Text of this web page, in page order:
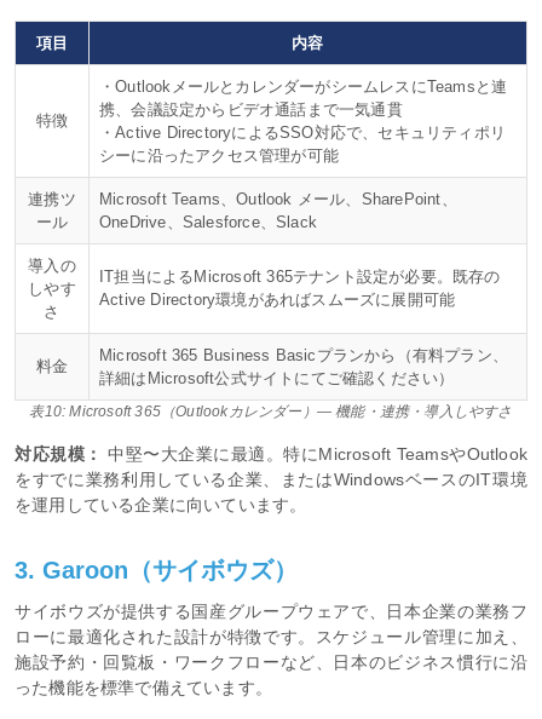
項目 内容
特徴
・OutlookメールとカレンダーがシームレスにTeamsと連
携、会議設定からビデオ通話まで一気通貫
・Active DirectoryによるSSO対応で、セキュリティポリ
シーに沿ったアクセス管理が可能
連携ツ
ール
Microsoft Teams、Outlook メール、SharePoint、
OneDrive、Salesforce、Slack
導入の
しやす
さ
IT担当によるMicrosoft 365テナント設定が必要。既存の
Active Directory環境があればスムーズに展開可能
料金
Microsoft 365 Business Basicプランから（有料プラン、
詳細はMicrosoft公式サイトにてご確認ください）
表10: Microsoft 365（Outlookカレンダー）— 機能・連携・導入しやすさ
対応規模：
中堅〜大企業に最適。特にMicrosoft TeamsやOutlook
をすでに業務利用している企業、またはWindowsベースのIT環境
を運用している企業に向いています。
3. Garoon（サイボウズ）
サイボウズが提供する国産グループウェアで、日本企業の業務フ
ローに最適化された設計が特徴です。スケジュール管理に加え、
施設予約・回覧板・ワークフローなど、日本のビジネス慣行に沿
った機能を標準で備えています。